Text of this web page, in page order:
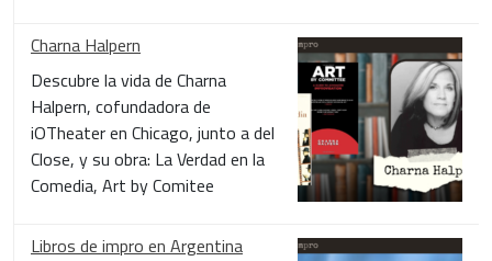
Charna Halpern
Descubre la vida de Charna
Halpern, cofundadora de
iOTheater en Chicago, junto a del
Close, y su obra: La Verdad en la
Comedia, Art by Comitee
Libros de impro en Argentina